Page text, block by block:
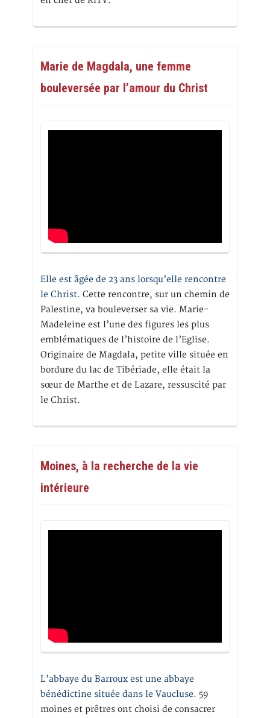
Marie de Magdala, une femme
bouleversée par l’amour du Christ
Elle est âgée de 23 ans lorsqu’elle rencontre
le Christ. Cette rencontre, sur un chemin de
Palestine, va bouleverser sa vie. Marie-
Madeleine est l’une des figures les plus
emblématiques de l’histoire de l’Eglise.
Originaire de Magdala, petite ville située en
bordure du lac de Tibériade, elle était la
sœur de Marthe et de Lazare, ressuscité par
le Christ.
Moines, à la recherche de la vie
intérieure
L’abbaye du Barroux est une abbaye
bénédictine située dans le Vaucluse. 59
moines et prêtres ont choisi de consacrer